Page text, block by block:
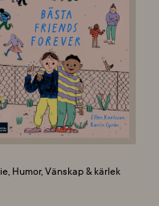
Humor, Vänskap & kärlek